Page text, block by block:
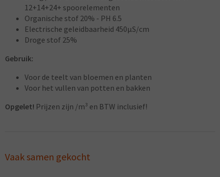
12+14+24+ spoorelementen
Organische stof 20% - PH 6.5
Electrische geleidbaarheid 450µS/cm
Droge stof 25%
Gebruik:
Voor de teelt van bloemen en planten
Voor het vullen van potten en bakken
Opgelet! Prijzen zijn /m³ en BTW inclusief!
Vaak samen gekocht